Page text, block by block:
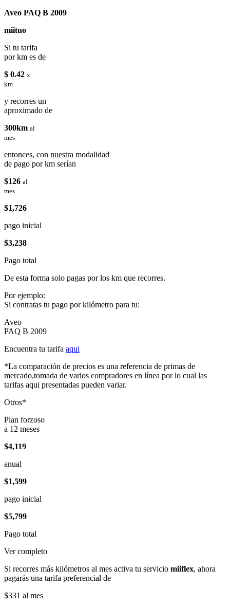
Aveo PAQ B 2009
miituo
Si tu tarifa
por km es de
$ 0.42 x
km
y recorres un
aproximado de
300km al
mes
entonces, con nuestra modalidad
de pago por km serían
$126 al
mes
$1,726
pago inicial
$3,238
Pago total
De esta forma solo pagas por los km que recorres.
Por ejemplo:
Si contratas tu pago por kilómetro para tu:
Aveo
PAQ B 2009
Encuentra tu tarifa aqui
*La comparación de precios es una referencia de primas de
mercado,tomada de varios compradores en línea por lo cual las
tarifas aqui presentadas pueden variar.
Otros*
Plan forzoso
a 12 meses
$4,119
anual
$1,599
pago inicial
$5,799
Pago total
Ver completo
Si recorres más kilómetros al mes activa tu servicio miiflex, ahora
pagarás una tarifa preferencial de
$331 al mes